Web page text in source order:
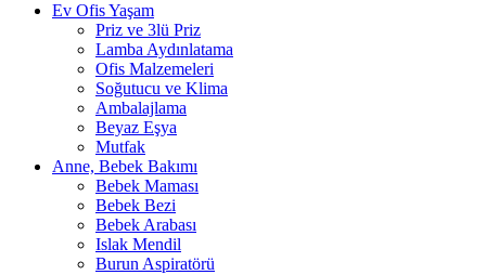
Ev Ofis Yaşam
Priz ve 3lü Priz
Lamba Aydınlatama
Ofis Malzemeleri
Soğutucu ve Klima
Ambalajlama
Beyaz Eşya
Mutfak
Anne, Bebek Bakımı
Bebek Maması
Bebek Bezi
Bebek Arabası
Islak Mendil
Burun Aspiratörü